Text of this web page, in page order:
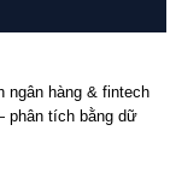
ngân hàng & fintech
phân tích bằng dữ